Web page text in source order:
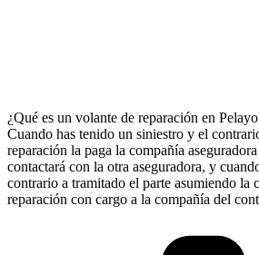
¿Qué es un volante de reparación en
Cuando has tenido un siniestro y el
reparación la paga la compañía
contactará con la otra aseguradora, y
contrario a tramitado el parte asumiendo la
reparación con cargo a la compañía del